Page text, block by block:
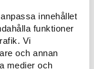
innehållet
funktioner
Vi
och annan
medier och
Och hur ett
ett bättre